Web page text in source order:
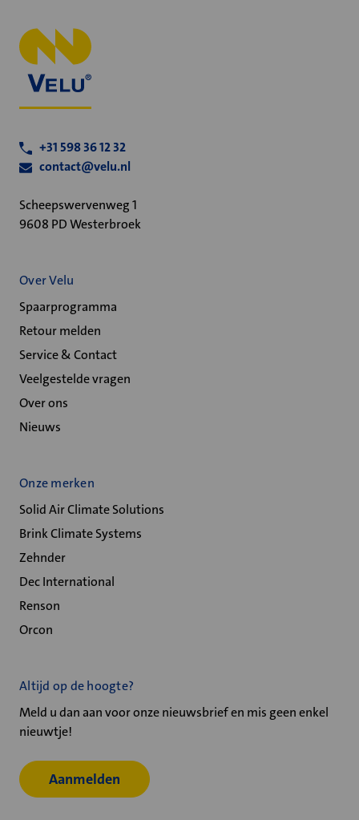
+31 598 36 12 32
contact@velu.nl
Scheepswervenweg 1
9608 PD Westerbroek
Over Velu
Spaarprogramma
Retour melden
Service & Contact
Veelgestelde vragen
Over ons
Nieuws
Onze merken
Solid Air Climate Solutions
Brink Climate Systems
Zehnder
Dec International
Renson
Orcon
Altijd op de hoogte?
Meld u dan aan voor onze nieuwsbrief en mis geen enkel
nieuwtje!
Aanmelden